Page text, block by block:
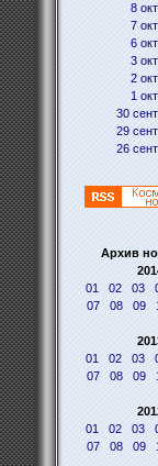
8
7
6
3
2
1
30
29
26
Архив
01
02 03
07
08 09
01
02 03
07
08 09
01
02 03
07
08 09